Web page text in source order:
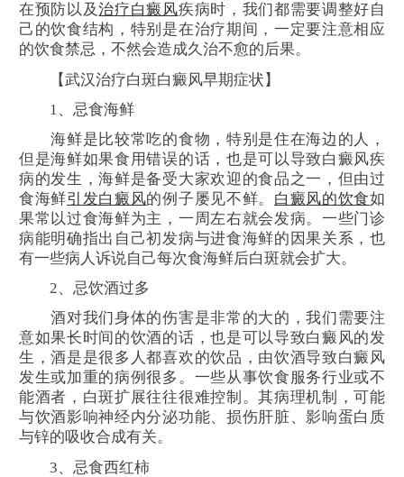
在预防以及治疗白癜风疾病时，我们都需要调整好自
己的饮食结构，特别是在治疗期间，一定要注意相应
的饮食禁忌，不然会造成久治不愈的后果。
【武汉治疗白斑白癜风早期症状】
1、忌食海鲜
海鲜是比较常吃的食物，特别是住在海边的人，
但是海鲜如果食用错误的话，也是可以导致白癜风疾
病的发生，海鲜是备受大家欢迎的食品之一，但由过
食海鲜引发白癜风的例子屡见不鲜。 白癜风的饮食如
果常以过食海鲜为主，一周左右就会发病。一些门诊
病能明确指出自己初发病与进食海鲜的因果关系，也
有一些病人诉说自己每次食海鲜后白斑就会扩大。
2、忌饮酒过多
酒对我们身体的伤害是非常的大的，我们需要注
意如果长时间的饮酒的话，也是可以导致白癜风的发
生，酒是是很多人都喜欢的饮品，由饮酒导致白癜风
发生或加重的病例很多。一些从事饮食服务行业或不
能酒者，白斑扩展往往很难控制。其病理机制，可能
与饮酒影响神经内分泌功能、损伤肝脏、影响蛋白质
与锌的吸收合成有关。
3、忌食西红柿